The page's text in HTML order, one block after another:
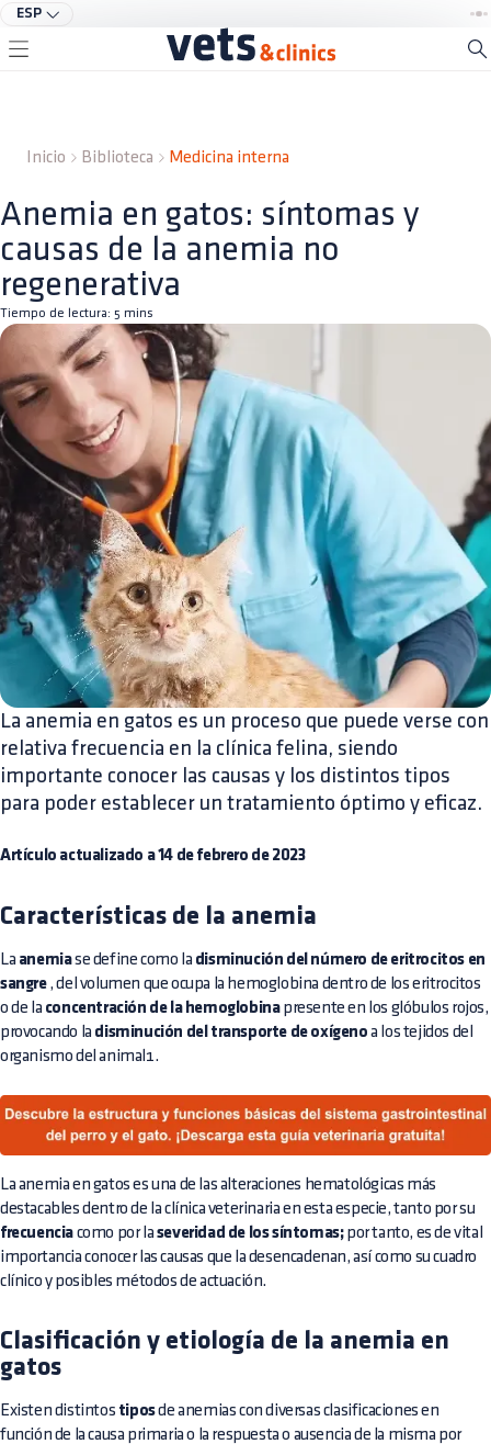
ESP
Inicio Biblioteca Medicina interna
Anemia en gatos: síntomas y
causas de la anemia no
regenerativa
Tiempo de lectura: 5 mins
La anemia en gatos es un proceso que puede verse con
relativa frecuencia en la clínica felina, siendo
importante conocer las causas y los distintos tipos
para poder establecer un tratamiento óptimo y eficaz.
Artículo actualizado a 14 de febrero de 2023
Características de la anemia
La anemiase define como la disminución del número de eritrocitos en
sangre, del volumen que ocupa la hemoglobina dentro de los eritrocitos
o de la concentración de la hemoglobinapresente en los glóbulos rojos,
provocando la disminución del transporte de oxígeno a los tejidos del
organismo del animal1.
La anemia en gatos es una de las alteraciones hematológicas más
destacables dentro de la clínica veterinaria en esta especie, tanto por su
frecuencia como por la severidad de los síntomas;por tanto, es de vital
importancia conocer las causas que la desencadenan, así como su cuadro
clínico y posibles métodos de actuación.
Clasificación y etiología de la anemia en
gatos
Existen distintos tiposde anemias con diversas clasificaciones en
función de la causa primaria o la respuesta o ausencia de la misma por